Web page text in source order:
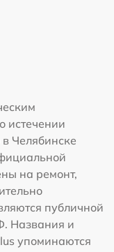
истечении
Челябинске
на ремонт,
публичной
Названия и
упоминаются